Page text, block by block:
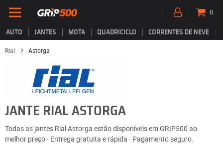
AUTO JANTES MOTA QUADRICICLO CORRENTES DE NEVE
0
Rial Astorga
JANTE RIAL ASTORGA
Todas as jantes Rial Astorga estão disponíveis em GRIP500 ao
melhor preço · Entrega gratuita e rápida · Pagamento seguro.